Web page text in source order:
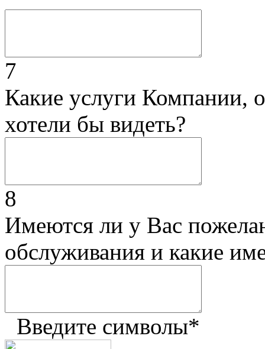
7
Какие услуги Компании,
хотели бы видеть?
8
Имеются ли у Вас
обслуживания и какие
Введите символы*